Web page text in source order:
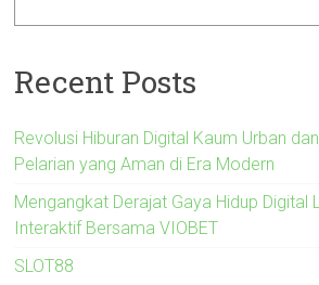
Recent Posts
Revolusi Hiburan Digital Kaum Urban
Pelarian yang Aman di Era Modern
Mengangkat Derajat Gaya Hidup Digital
Interaktif Bersama VIOBET
SLOT88